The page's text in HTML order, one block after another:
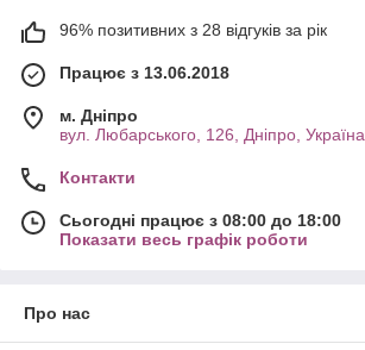
96% позитивних з 28 відгуків за рік
Працює з 13.06.2018
м. Дніпро
вул. Любарського, 126, Дніпро, Україна
Контакти
Сьогодні працює з 08:00 до 18:00
Показати весь графік роботи
Про нас